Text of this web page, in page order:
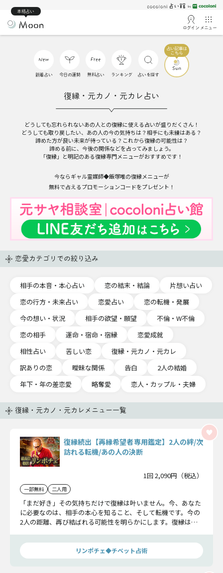
本格占い
ログイン メニュー
新着占い 今日の運勢 無料占い ランキング 占いを探す
復縁・元カノ・元カレ占い
どうしても忘れられないあの人との復縁に使える占いが盛りだくさん！
どうしても取り戻したい、あの人の今の気持ちは？相手にも未練はある？
諦めた方が良い未来が待っている？これから復縁の可能性は？
諦める前に、今後の関係などを占ってみましょう。
「復縁」と明記のある復縁専門メニューがおすすめです！
今ならギャル霊媒師◆飯塚唯の復縁メニューが
無料で占えるプロモーションコードをプレゼント！
恋愛カテゴリでの絞り込み
相手の本音・本心占い 恋の結末・結論
片想い占い
恋の行方・未来占い
恋愛占い
恋の転機・発展
今の想い・状況
相手の欲望・願望
不倫・W不倫
恋の相手
運命・宿命・宿縁
恋愛成就
相性占い
苦しい恋
復縁・元カノ・元カレ
訳ありの恋
曖昧な関係 告白
2人の結婚
年下・年の差恋愛
略奪愛 恋人・カップル・夫婦
復縁・元カノ・元カレメニュー一覧
復縁続出【再縁希望者専用鑑定】2人の絆/次
訪れる転機/あの人の決断
1回 2,090円（税込）
一部無料 二人用
「まだ好き」その気持ちだけで復縁は叶いません。今、あなた
に必要なのは、相手の本心を知ること、そして転機です。今の
2人の距離、再び結ばれる可能性を明らかにします。復縁は叶
リンポチェ◆チベット占術